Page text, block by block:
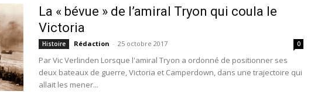
La « bévue » de l’amiral Tryon qui coula le
Victoria
Histoire Rédaction - 25 octobre 2017 0
Par Vic Verlinden Lorsque l'amiral Tryon a ordonné de positionner ses
deux bateaux de guerre, Victoria et Camperdown, dans une trajectoire qui
allait les mener...